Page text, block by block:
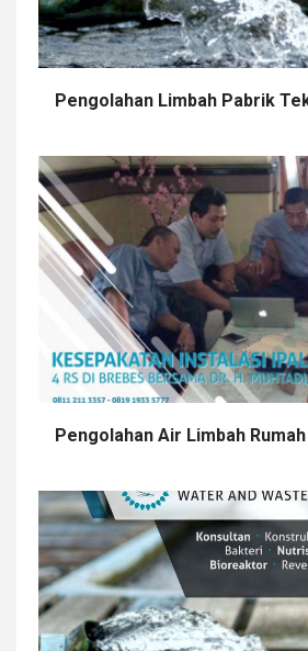
Pengolahan Limbah Pabrik
Pengolahan Air Limbah